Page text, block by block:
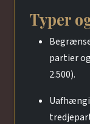
Typer
partier
2.500).